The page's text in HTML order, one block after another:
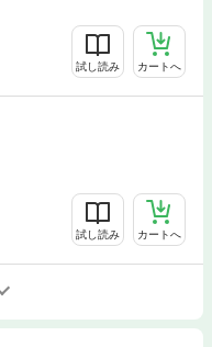
試し読み カートへ
試し読み カートへ